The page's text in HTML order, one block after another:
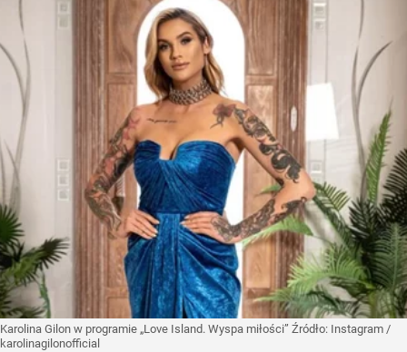
Karolina Gilon w programie „Love Island. Wyspa miłości” Źródło: Instagram /
karolinagilonofficial